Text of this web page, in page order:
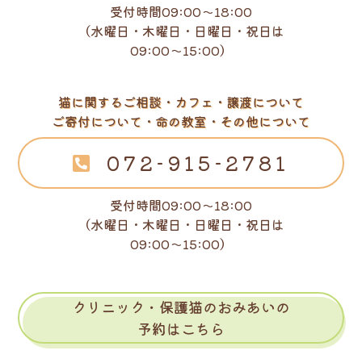
受付時間09:00～18:00
（水曜日・木曜日・日曜日・祝日は
09:00～15:00）
猫に関するご相談・カフェ・譲渡について
ご寄付について・命の教室・その他について
072-915-2781
受付時間09:00～18:00
（水曜日・木曜日・日曜日・祝日は
09:00～15:00）
クリニック・保護猫のおみあいの
予約はこちら